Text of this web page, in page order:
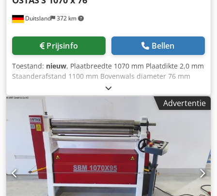
Duitsland 372 km
Prijsinfo Bellen
Toestand: nieuw, Plaatbreedte 1070 mm Plaatdikte 2,0 mm
Staanderafstand 1100 mm Bovenwals diameter 76 mm
Totale vermogensbehoefte Handbediend Machinegewicht
ca. 0,22 t Benodigde ruimte ca. 1,8 x 0,8 x 1,3 m
Plaatwalsmachine met: - Capaciteit 1050 x 2 mm Dodpsfv A
Epjfx Aixock - Hoogwaardige, gesmede rollen met SAE 1050
certificaat. - Conisch walsen - Zwenkbare bovenrol - CE-
markering
Advertentie